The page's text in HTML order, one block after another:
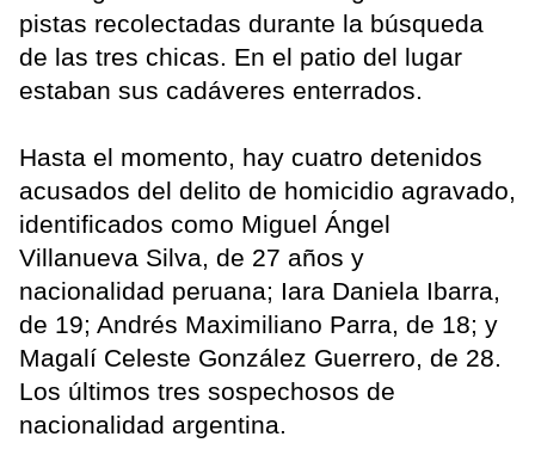
pistas recolectadas durante la búsqueda
de las tres chicas. En el patio del lugar
estaban sus cadáveres enterrados.
Hasta el momento, hay cuatro detenidos
acusados del delito de homicidio agravado,
identificados como Miguel Ángel
Villanueva Silva, de 27 años y
nacionalidad peruana; Iara Daniela Ibarra,
de 19; Andrés Maximiliano Parra, de 18; y
Magalí Celeste González Guerrero, de 28.
Los últimos tres sospechosos de
nacionalidad argentina.